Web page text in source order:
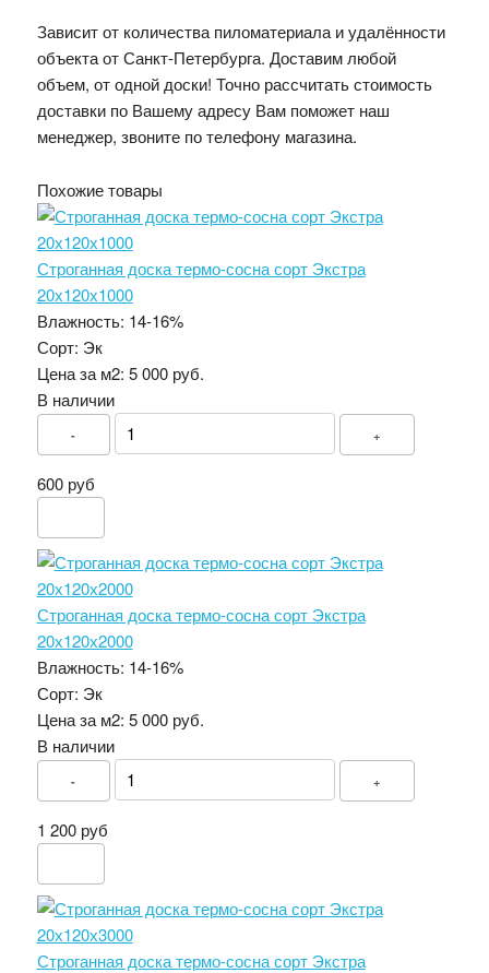
Зависит от количества пиломатериала и удалённости
объекта от Санкт-Петербурга. Доставим любой
объем, от одной доски! Точно рассчитать стоимость
доставки по Вашему адресу Вам поможет наш
менеджер, звоните по телефону магазина.
Похожие товары
Строганная доска термо-сосна сорт Экстра
20х120х1000
Влажность: 14-16%
Сорт: Эк
Цена за м2: 5 000 руб.
В наличии
- +
600 руб
Строганная доска термо-сосна сорт Экстра
20х120х2000
Влажность: 14-16%
Сорт: Эк
Цена за м2: 5 000 руб.
В наличии
- +
1 200 руб
Строганная доска термо-сосна сорт Экстра